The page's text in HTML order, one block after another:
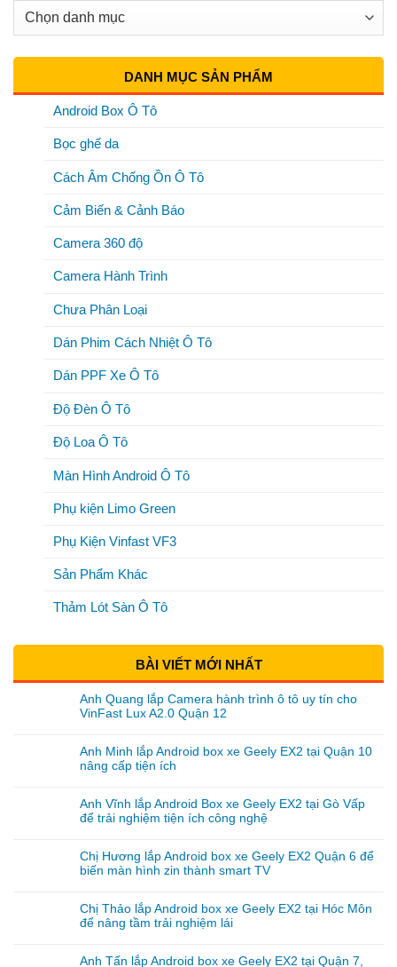
Chuyên
DANH MỤC SẢN PHẨM
Android Box Ô Tô
Bọc ghế da
Cách Âm Chống Ồn Ô Tô
Cảm Biến & Cảnh Báo
Camera 360 độ
Camera Hành Trình
Chưa Phân Loại
Dán Phim Cách Nhiệt Ô Tô
Dán PPF Xe Ô Tô
Độ Đèn Ô Tô
Độ Loa Ô Tô
Màn Hình Android Ô Tô
Phụ kiện Limo Green
Phụ Kiện Vinfast VF3
Sản Phẩm Khác
Thảm Lót Sàn Ô Tô
BÀI VIẾT MỚI NHẤT
Anh Quang lắp Camera hành trình ô tô uy tín cho
VinFast Lux A2.0 Quận 12
Anh Minh lắp Android box xe Geely EX2 tại Quận 10
nâng cấp tiện ích
Anh Vĩnh lắp Android Box xe Geely EX2 tại Gò Vấp
để trải nghiệm tiện ích công nghệ
Chị Hương lắp Android box xe Geely EX2 Quận 6 để
biến màn hình zin thành smart TV
Chị Thảo lắp Android box xe Geely EX2 tại Hóc Môn
để nâng tầm trải nghiệm lái
Anh Tấn lắp Android box xe Geely EX2 tại Quận 7,